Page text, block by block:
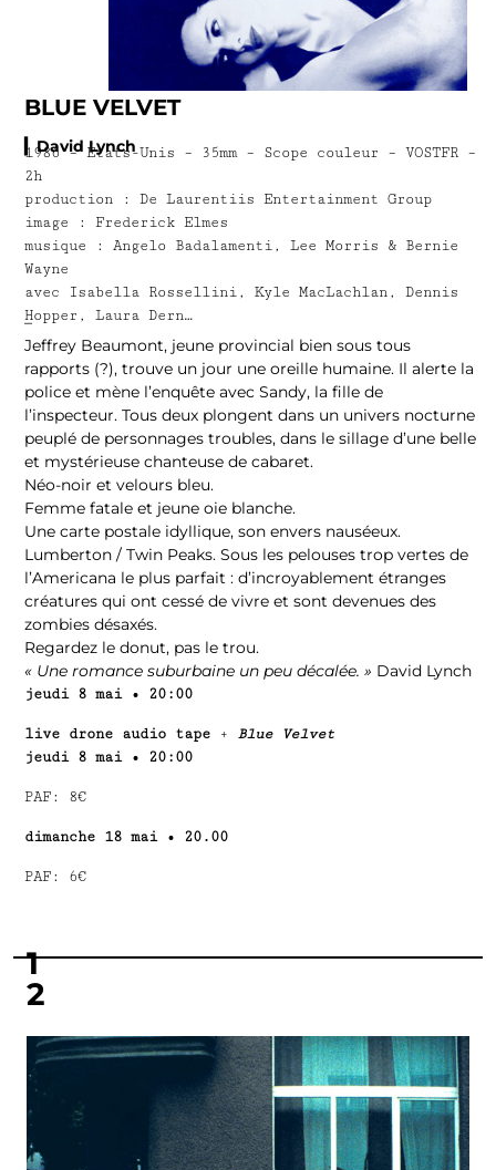
BLUE VELVET
▎David Lynch
1986 – États-Unis – 35mm – Scope couleur – VOSTFR –
2h
production : De Laurentiis Entertainment Group
image : Frederick Elmes
musique : Angelo Badalamenti, Lee Morris & Bernie
Wayne
avec Isabella Rossellini, Kyle MacLachlan, Dennis
Hopper, Laura Dern…
–
Jeffrey Beaumont, jeune provincial bien sous tous
rapports (?), trouve un jour une oreille humaine. Il alerte la
police et mène l’enquête avec Sandy, la fille de
l’inspecteur. Tous deux plongent dans un univers nocturne
peuplé de personnages troubles, dans le sillage d’une belle
et mystérieuse chanteuse de cabaret.
Néo-noir et velours bleu.
Femme fatale et jeune oie blanche.
Une carte postale idyllique, son envers nauséeux.
Lumberton / Twin Peaks. Sous les pelouses trop vertes de
l’Americana le plus parfait : d’incroyablement étranges
créatures qui ont cessé de vivre et sont devenues des
zombies désaxés.
Regardez le donut, pas le trou.
« Une romance suburbaine un peu décalée. » David Lynch
jeudi 8 mai • 20:00
live drone audio tape + Blue Velvet
jeudi 8 mai • 20:00
PAF: 8€
dimanche 18 mai • 20.00
PAF: 6€
1
2